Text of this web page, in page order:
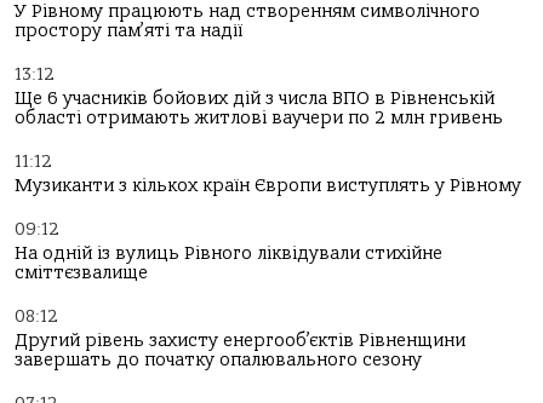
У Рівному працюють над створенням символічного
простору пам’яті та надії
13:12
Ще 6 учасників бойових дій з числа ВПО в Рівненській
області отримають житлові ваучери по 2 млн гривень
11:12
Музиканти з кількох країн Європи виступлять у Рівному
09:12
На одній із вулиць Рівного ліквідували стихійне
сміттєзвалище
08:12
Другий рівень захисту енергооб’єктів Рівненщини
завершать до початку опалювального сезону